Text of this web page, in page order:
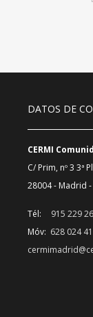
DATOS DE
CERMI
C/ Prim, nº 3 3ª
28004 - Madrid
Tél:
915 229
Móv: 628 024